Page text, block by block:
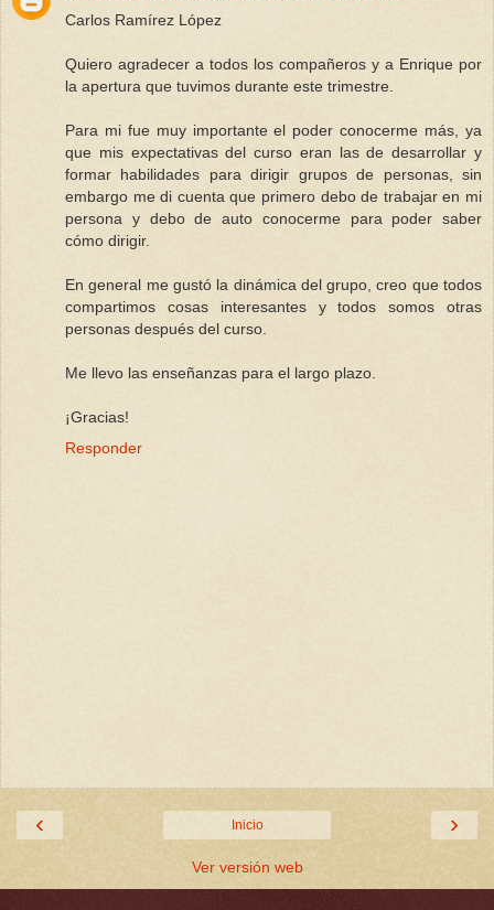
Carlos Ramírez López
Quiero agradecer a todos los compañeros y a Enrique por
la apertura que tuvimos durante este trimestre.
Para mi fue muy importante el poder conocerme más, ya
que mis expectativas del curso eran las de desarrollar y
formar habilidades para dirigir grupos de personas, sin
embargo me di cuenta que primero debo de trabajar en mi
persona y debo de auto conocerme para poder saber
cómo dirigir.
En general me gustó la dinámica del grupo, creo que todos
compartimos cosas interesantes y todos somos otras
personas después del curso.
Me llevo las enseñanzas para el largo plazo.
¡Gracias!
Responder
‹ ›
Inicio
Ver versión web